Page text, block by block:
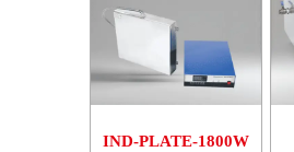
IND-PLATE-1800W